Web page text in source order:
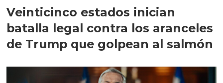
Veinticinco estados inician
batalla legal contra los aranceles
de Trump que golpean al salmón